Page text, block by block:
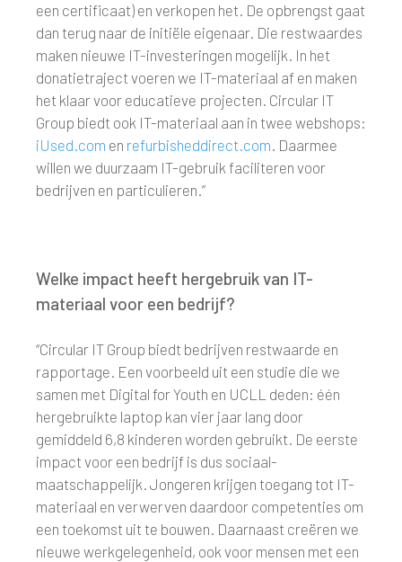
een certificaat) en verkopen het. De opbrengst gaat
dan terug naar de initiële eigenaar. Die restwaardes
maken nieuwe IT-investeringen mogelijk. In het
donatietraject voeren we IT-materiaal af en maken
het klaar voor educatieve projecten. Circular IT
Group biedt ook IT-materiaal aan in twee webshops:
iUsed.com en refurbisheddirect.com. Daarmee
willen we duurzaam IT-gebruik faciliteren voor
bedrijven en particulieren.”
Welke impact heeft hergebruik van IT-
materiaal voor een bedrijf?
“Circular IT Group biedt bedrijven restwaarde en
rapportage. Een voorbeeld uit een studie die we
samen met Digital for Youth en UCLL deden: één
hergebruikte laptop kan vier jaar lang door
gemiddeld 6,8 kinderen worden gebruikt. De eerste
impact voor een bedrijf is dus sociaal-
maatschappelijk. Jongeren krijgen toegang tot IT-
materiaal en verwerven daardoor competenties om
een toekomst uit te bouwen. Daarnaast creëren we
nieuwe werkgelegenheid, ook voor mensen met een